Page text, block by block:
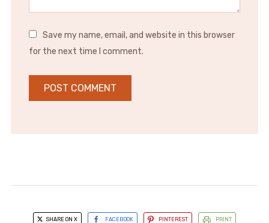
Save my name, email, and website in this browser
for the next time I comment.
SHARE ON X FACEBOOK PINTEREST PRINT